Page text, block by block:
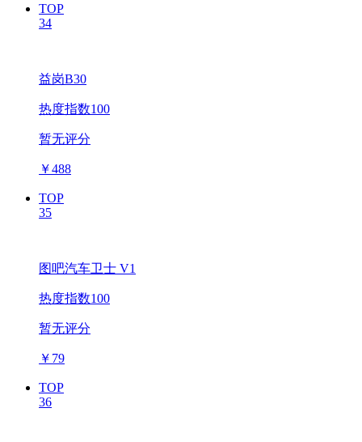
TOP
34
益岗B30
热度指数100
暂无评分
￥488
TOP
35
图吧汽车卫士 V1
热度指数100
暂无评分
￥ 79
TOP
36